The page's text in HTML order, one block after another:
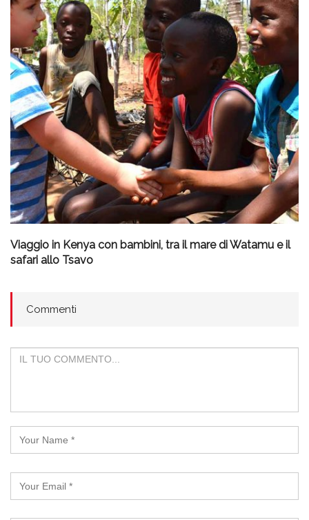
Viaggio in Kenya con bambini, tra il mare di Watamu e il
safari allo Tsavo
Commenti